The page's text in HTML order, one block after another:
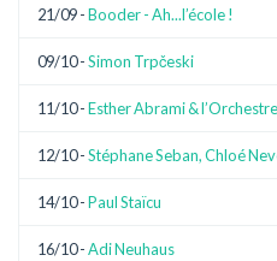
21/09 -Booder - Ah...l’école !
09/10 -Simon Trpčeski
11/10 -Esther Abrami &
12/10 -Stéphane Seban, Chloé
14/10 -Paul Staïcu
16/10 -Adi Neuhaus